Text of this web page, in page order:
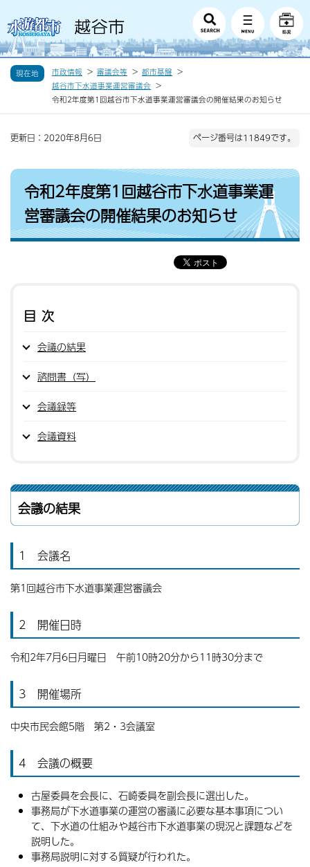
現在地 市政情報 審議会等
都市基盤
越谷市下水道事業運営審議会
令和2年度第1回越谷市下水道事業運営審議会の開催結果のお知らせ
更新日：2020年8月6日 ページ番号は11849です。
令和2年度第1回越谷市下水道事業運
営審議会の開催結果のお知らせ
目次
会議の結果
諮問書（写）
会議録等
会議資料
会議の結果
1 会議名
第1回越谷市下水道事業運営審議会
2 開催日時
令和2年7月6日月曜日 午前10時20分から11時30分まで
3 開催場所
中央市民会館5階 第2・3会議室
4 会議の概要
古屋委員を会長に、石崎委員を副会長に選出した。
事務局が下水道事業の運営の審議に必要な基本事項につい
て、下水道の仕組みや越谷市下水道事業の現況と課題などを
説明した。
事務局説明に対する質疑が行われた。